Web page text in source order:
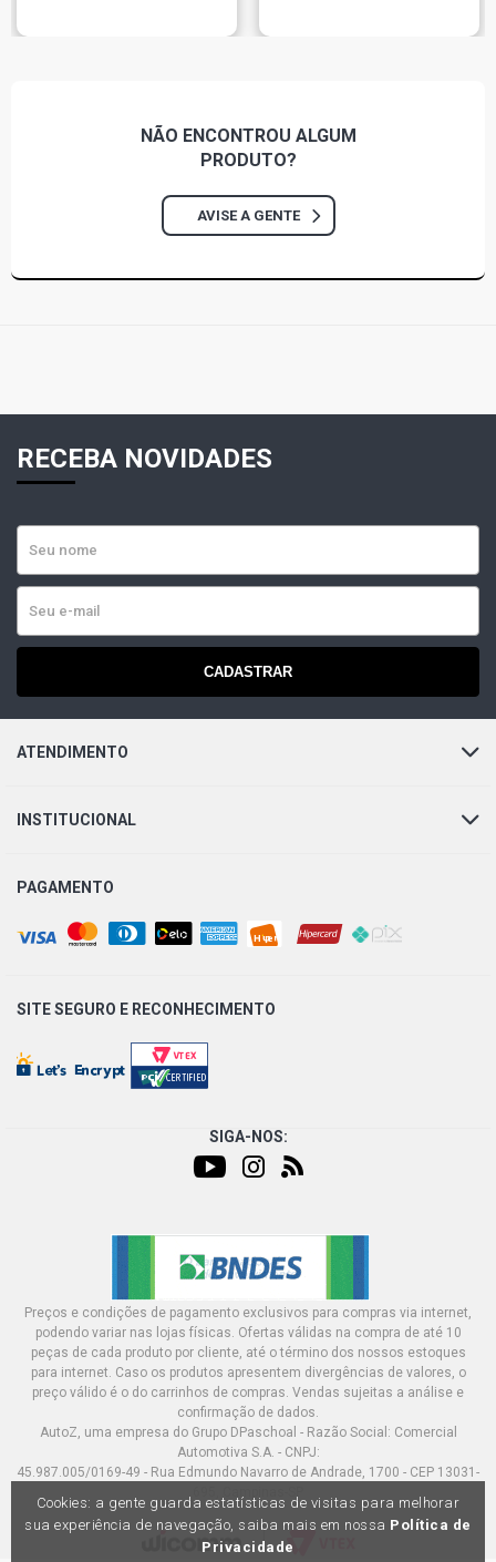
NÃO ENCONTROU ALGUM
PRODUTO?
AVISE A GENTE
RECEBA NOVIDADES
CADASTRAR
ATENDIMENTO
INSTITUCIONAL
PAGAMENTO
SITE SEGURO E RECONHECIMENTO
SIGA-NOS:
Preços e condições de pagamento exclusivos para compras via internet,
podendo variar nas lojas físicas. Ofertas válidas na compra de até 10
peças de cada produto por cliente, até o término dos nossos estoques
para internet. Caso os produtos apresentem divergências de valores, o
preço válido é o do carrinhos de compras. Vendas sujeitas a análise e
confirmação de dados.
AutoZ, uma empresa do Grupo DPaschoal - Razão Social: Comercial
Automotiva S.A. - CNPJ:
45.987.005/0169-49 - Rua Edmundo Navarro de Andrade, 1700 - CEP 13031-
Cookies: a gente guarda estatísticas de visitas para melhorar
sua experiência de navegação, saiba mais em nossa Política de
Privacidade